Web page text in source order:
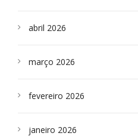
abril 2026
março 2026
fevereiro 2026
janeiro 2026